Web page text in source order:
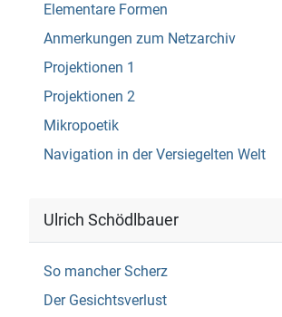
Elementare Formen
Anmerkungen zum Netzarchiv
Projektionen 1
Projektionen 2
Mikropoetik
Navigation in der Versiegelten Welt
Ulrich Schödlbauer
So mancher Scherz
Der Gesichtsverlust